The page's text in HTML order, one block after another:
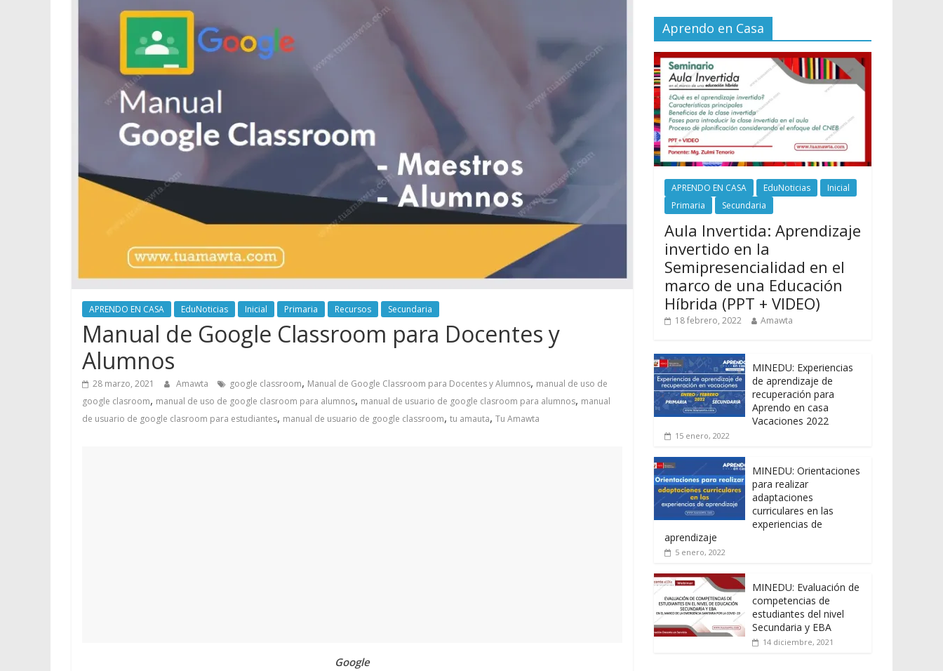
APRENDO EN CASA EduNoticias Inicial Primaria Recursos Secundaria
Manual de Google Classroom para Docentes y
Alumnos
28 marzo, 2021 Amawta google classroom, Manual de Google Classroom para Docentes y Alumnos, manual de uso de
google clasroom, manual de uso de google clasroom para alumnos, manual de usuario de google clasroom para alumnos, manual
de usuario de google clasroom para estudiantes, manual de usuario de google classroom, tu amauta, Tu Amawta
Google
Aprendo en Casa
APRENDO EN CASA EduNoticias
Inicial
Primaria
Secundaria
Aula Invertida: Aprendizaje
invertido en la
Semipresencialidad en el
marco de una Educación
Híbrida (PPT + VIDEO)
18 febrero, 2022 Amawta
MINEDU: Experiencias
de aprendizaje de
recuperación para
Aprendo en casa
Vacaciones 2022
15 enero, 2022
MINEDU: Orientaciones
para realizar
adaptaciones
curriculares en las
experiencias de
aprendizaje
5 enero, 2022
MINEDU: Evaluación de
competencias de
estudiantes del nivel
Secundaria y EBA
14 diciembre, 2021